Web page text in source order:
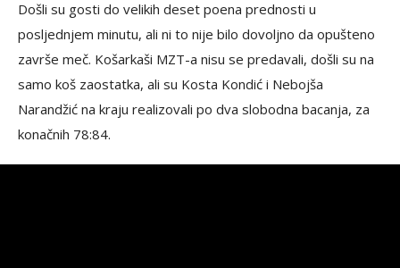
Došli su gosti do velikih deset poena prednosti u
posljednjem minutu, ali ni to nije bilo dovoljno da opušteno
završe meč. Košarkaši MZT-a nisu se predavali, došli su na
samo koš zaostatka, ali su Kosta Kondić i Nebojša
Narandžić na kraju realizovali po dva slobodna bacanja, za
konačnih 78:84.